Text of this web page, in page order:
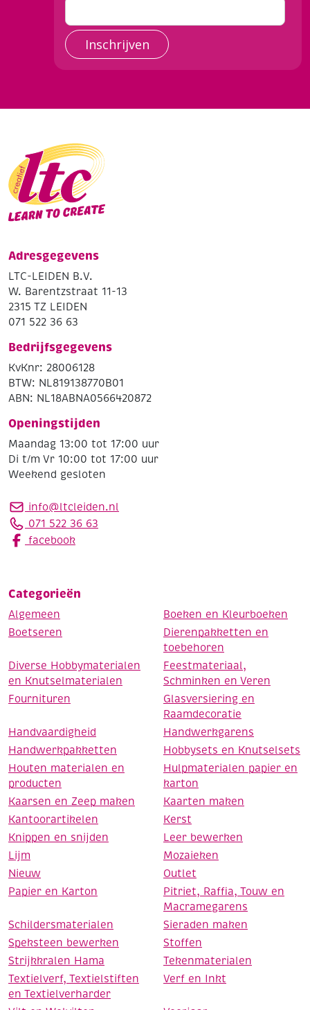
Inschrijven
Adresgegevens
LTC-LEIDEN B.V.
W. Barentzstraat 11-13
2315 TZ LEIDEN
071 522 36 63
Bedrijfsgegevens
KvKnr: 28006128
BTW: NL819138770B01
ABN: NL18ABNA0566420872
Openingstijden
Maandag 13:00 tot 17:00 uur
Di t/m Vr 10:00 tot 17:00 uur
Weekend gesloten
info@ltcleiden.nl
071 522 36 63
facebook
Categorieën
Algemeen
Boeken en Kleurboeken
Boetseren
Dierenpakketten en
toebehoren
Diverse Hobbymaterialen
en Knutselmaterialen
Feestmateriaal,
Schminken en Veren
Fournituren
Glasversiering en
Raamdecoratie
Handvaardigheid
Handwerkgarens
Handwerkpakketten
Hobbysets en Knutselsets
Houten materialen en
producten
Hulpmaterialen papier en
karton
Kaarsen en Zeep maken
Kaarten maken
Kantoorartikelen
Kerst
Knippen en snijden
Leer bewerken
Lijm
Mozaieken
Nieuw
Outlet
Papier en Karton
Pitriet, Raffia, Touw en
Macramegarens
Schildersmaterialen
Sieraden maken
Speksteen bewerken
Stoffen
Strijkkralen Hama
Tekenmaterialen
Textielverf, Textielstiften
en Textielverharder
Verf en Inkt